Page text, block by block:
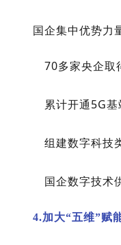
国企集中优势力
70多家央企取
累计开通5G
组建数字科技
国企数字技术
4.加大“五维”赋